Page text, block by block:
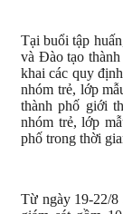
Tại buổi tập
và Đào tạo
khai các quy
nhóm trẻ, lớp
thành phố giới
nhóm trẻ, lớp
phố trong thời
Từ ngày 19-22/8